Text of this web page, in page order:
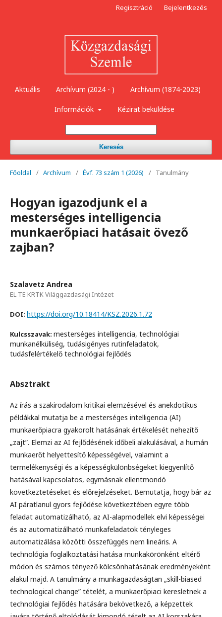
Aktuális Archívum (2024 - ) Archívum (1874-2023)
Információk Kézirat beküldése
Keresés
Regisztráció Bejelentkezés
Főoldal / Archívum / Évf. 73 szám 1 (2026) / Tanulmány
Hogyan igazodjunk el a
mesterséges intelligencia
munkaerőpiaci hatásait övező
zajban?
Szalavetz Andrea
EL TE KRTK Világgazdasági Intézet
DOI: https://doi.org/10.18414/KSZ.2026.1.72
Kulcsszavak: mesterséges intelligencia, technológiai
munkanélküliség, tudásigényes rutinfeladatok,
tudásfelértékelő technológiai fejlődés
Absztrakt
Az írás a szakirodalom kritikai elemzésével és anekdotikus
példákkal mutatja be a mesterséges intelligencia (AI)
munkaerőpiacra gyakorolt hatásának értékelését nehezítő
„zajt”. Elemzi az AI fejlődésének időbeli alakulásával, a humán
munkaerőt helyettesítő képességével, valamint a
termelékenységi és a képességkülönbségeket kiegyenlítő
hatásával kapcsolatos, egymásnak ellentmondó
következtetéseket és előrejelzéseket. Bemutatja, hogy bár az
AI páratlanul gyors fejlődése következtében egyre több
feladat automatizálható, az AI-alapmodellek elvi képességei
és az automatizálható munkafeladatok tényleges
automatizálása közötti összefüggés nem lineáris. A
technológia foglalkoztatási hatása munkakörönként eltérő
módon és számos tényező kölcsönhatásának eredményeként
alakul majd. A tanulmány a munkagazdaságtan „skill-biased
technological change” tételét, a munkaerőpiaci keresletnek a
technológiai fejlődés hatására bekövetkező, a képzettek